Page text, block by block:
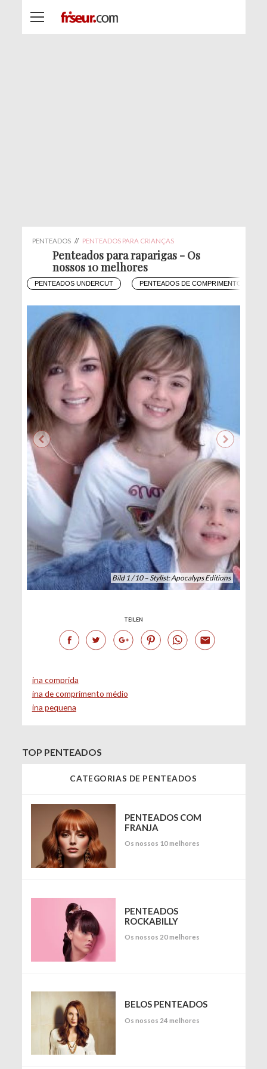
PENTEADOS // PENTEADOS PARA CRIANÇAS
Penteados para raparigas - Os
nossos 10 melhores
PENTEADOS UNDERCUT PENTEADOS DE COMPRIMENTO MÉDIO
Bild 1 / 10 – Stylist: Apocalyps Editions
TEILEN
ina comprida
ina de comprimento médio
ina pequena
TOP PENTEADOS
CATEGORIAS DE PENTEADOS
PENTEADOS COM
FRANJA
Os nossos 10 melhores
PENTEADOS
ROCKABILLY
Os nossos 20 melhores
BELOS PENTEADOS
Os nossos 24 melhores